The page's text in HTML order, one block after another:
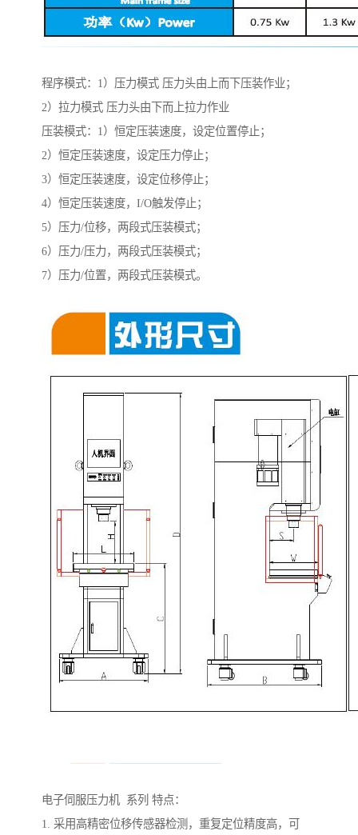
程序模式：1）压力模式 压力头由上而下压装作业；
2）拉力模式 压力头由下而上拉力作业
压装模式：1）恒定压装速度，设定位置停止；
2）恒定压装速度，设定压力停止；
3）恒定压装速度，设定位移停止；
4）恒定压装速度，I/O触发停止；
5）压力/位移，两段式压装模式；
6）压力/压力，两段式压装模式；
7）压力/位置，两段式压装模式。
电子伺服压力机 系列 特点：
1. 采用高精密位移传感器检测，重复定位精度高，可